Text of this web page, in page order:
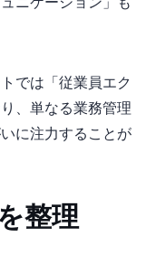
ニケーション」も
ジメントでは「従業員エク
り、単なる業務管理
に注力することが
整理